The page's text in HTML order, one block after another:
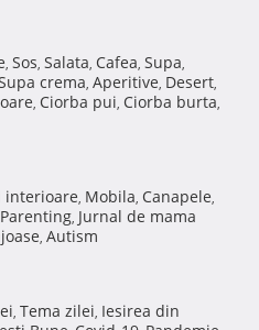
, Sos, Salata, Cafea, Supa,
crema, Aperitive, Desert,
, Ciorba pui, Ciorba burta,
interioare, Mobila, Canapele,
Parenting, Jurnal de mama
, Autism
, Tema zilei, Iesirea din